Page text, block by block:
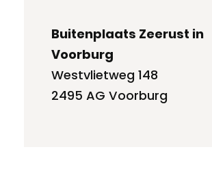
Buitenplaats Zeerust in
Voorburg
Westvlietweg 148
2495 AG Voorburg